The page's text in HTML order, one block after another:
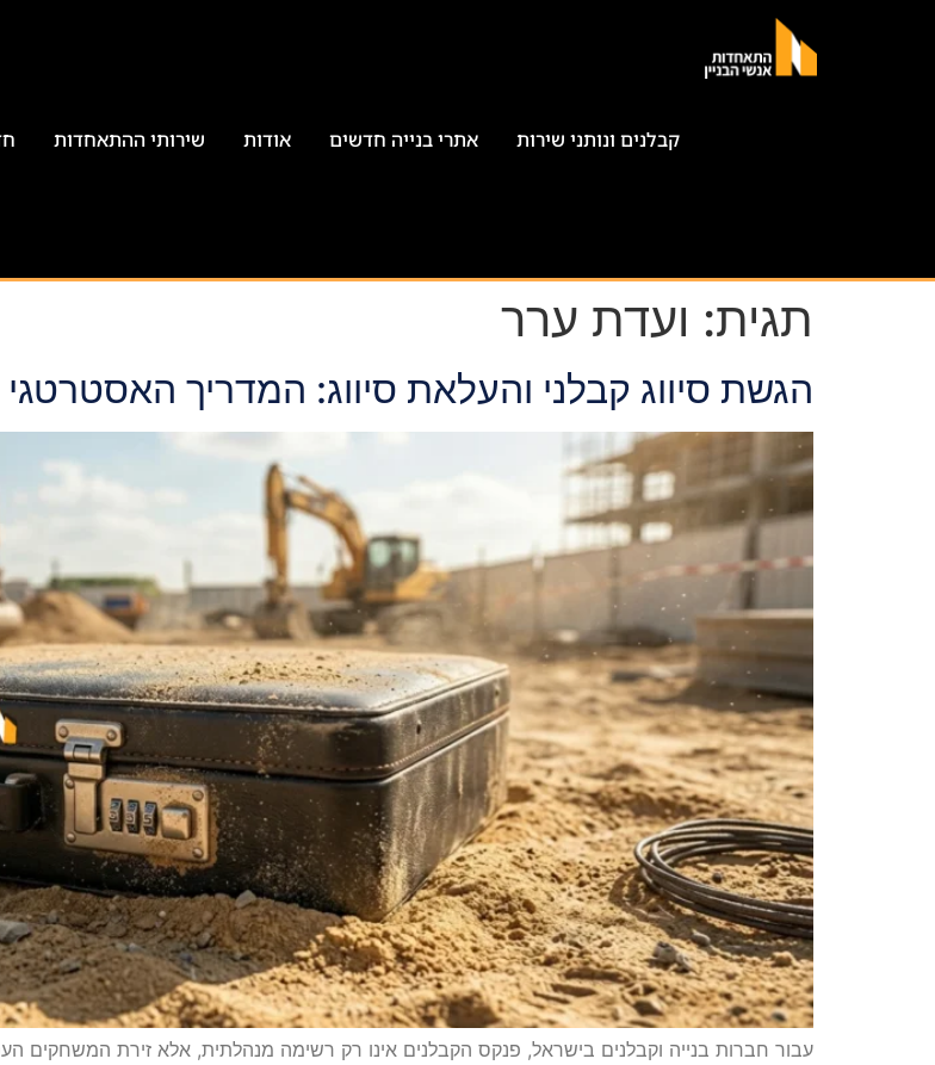
קבלנים ונותני שירות אתרי בנייה חדשים אודות שירותי ההתאחדות
תגית: ועדת ערר
הגשת סיווג קבלני והעלאת סיווג: המדריך
עבור חברות בנייה וקבלנים בישראל, פנקס הקבלנים אינו רק רשימה מנהלתית, אלא זירת המשחקים